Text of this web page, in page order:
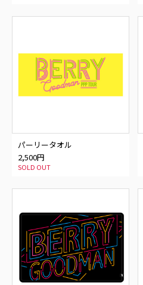
パーリータオル
2,500円
SOLD OUT